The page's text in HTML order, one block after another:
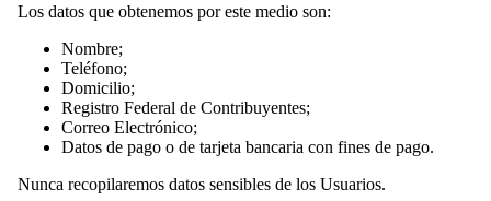
Los datos que obtenemos por este medio son:
Nombre;
Teléfono;
Domicilio;
Registro Federal de Contribuyentes;
Correo Electrónico;
Datos de pago o de tarjeta bancaria con fines de pago.
Nunca recopilaremos datos sensibles de los Usuarios.